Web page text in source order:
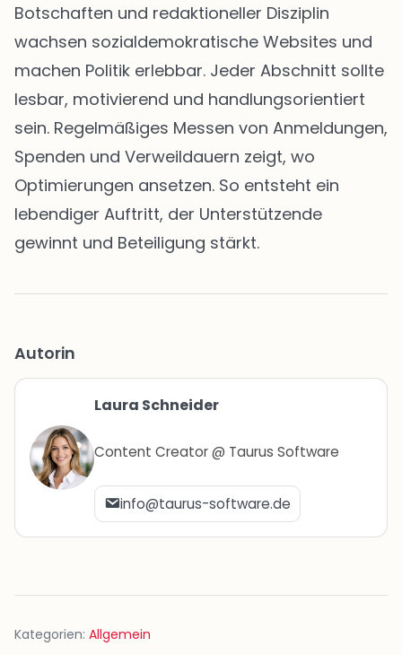
Botschaften und redaktioneller Disziplin
wachsen sozialdemokratische Websites und
machen Politik erlebbar. Jeder Abschnitt sollte
lesbar, motivierend und handlungsorientiert
sein. Regelmäßiges Messen von Anmeldungen,
Spenden und Verweildauern zeigt, wo
Optimierungen ansetzen. So entsteht ein
lebendiger Auftritt, der Unterstützende
gewinnt und Beteiligung stärkt.
Autorin
Laura Schneider
Content Creator @ Taurus Software
info@taurus-software.de
Kategorien: Allgemein